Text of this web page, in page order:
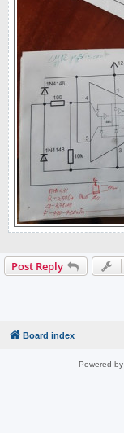
Post Reply
Board index
Powered by